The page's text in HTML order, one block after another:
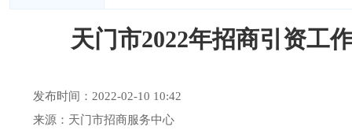
天门市2022年招商引资工
发布时间：2022-02-10 10:42
来源：天门市招商服务中心